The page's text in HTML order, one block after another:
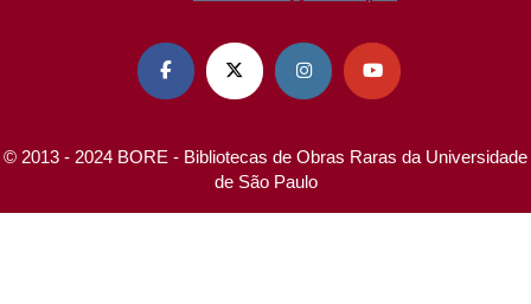
   
© 2013 - 2024 BORE - Bibliotecas de Obras Raras da Universidade
de São Paulo